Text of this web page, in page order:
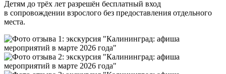
Детям до трёх лет разрешён бесплатный вход
в сопровождении взрослого без предоставления отдельного
места.